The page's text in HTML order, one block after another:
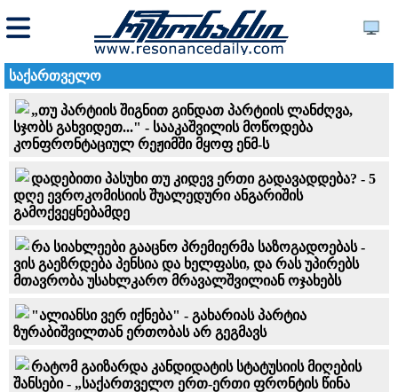
საქართველო
„თუ პარტიის შიგნით გინდათ პარტიის ლანძღვა,
სჯობს გახვიდეთ..." - სააკაშვილის მოწოდება
კონფრონტაციულ რეჟიმში მყოფ ენმ-ს
დადებითი პასუხი თუ კიდევ ერთი გადავადდება? - 5
დღე ევროკომისიის შუალედური ანგარიშის
გამოქვეყნებამდე
რა სიახლეები გააცნო პრემიერმა საზოგადოებას -
ვის გაეზრდება პენსია და ხელფასი, და რას უპირებს
მთავრობა უსახლკარო მრავალშვილიან ოჯახებს
"ალიანსი ვერ იქნება" - გახარიას პარტია
ზურაბიშვილთან ერთობას არ გეგმავს
რატომ გაიზარდა კანდიდატის სტატუსიის მიღების
შანსები - „საქართველო ერთ-ერთი ფრონტის წინა